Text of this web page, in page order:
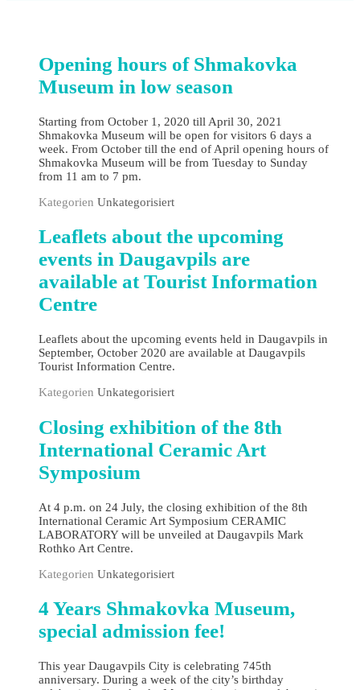
Opening hours of Shmakovka
Museum in low season
Starting from October 1, 2020 till April 30, 2021
Shmakovka Museum will be open for visitors 6 days a
week. From October till the end of April opening hours of
Shmakovka Museum will be from Tuesday to Sunday
from 11 am to 7 pm.
Kategorien Unkategorisiert
Leaflets about the upcoming
events in Daugavpils are
available at Tourist Information
Centre
Leaflets about the upcoming events held in Daugavpils in
September, October 2020 are available at Daugavpils
Tourist Information Centre.
Kategorien Unkategorisiert
Closing exhibition of the 8th
International Ceramic Art
Symposium
At 4 p.m. on 24 July, the closing exhibition of the 8th
International Ceramic Art Symposium CERAMIC
LABORATORY will be unveiled at Daugavpils Mark
Rothko Art Centre.
Kategorien Unkategorisiert
4 Years Shmakovka Museum,
special admission fee!
This year Daugavpils City is celebrating 745th
anniversary. During a week of the city’s birthday